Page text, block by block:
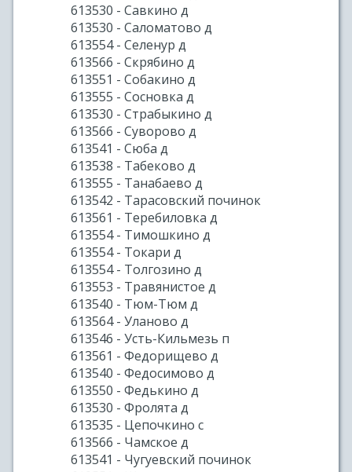
613530 - Савкино д
613530 - Саломатово д
613554 - Селенур д
613566 - Скрябино д
613551 - Собакино д
613555 - Сосновка д
613530 - Страбыкино д
613566 - Суворово д
613541 - Сюба д
613538 - Табеково д
613555 - Танабаево д
613542 - Тарасовский починок
613561 - Теребиловка д
613554 - Тимошкино д
613554 - Токари д
613554 - Толгозино д
613553 - Травянистое д
613540 - Тюм-Тюм д
613564 - Уланово д
613546 - Усть-Кильмезь п
613561 - Федорищево д
613540 - Федосимово д
613550 - Федькино д
613530 - Фролята д
613535 - Цепочкино с
613566 - Чамское д
613541 - Чугуевский починок